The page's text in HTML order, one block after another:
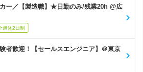
ー／【製造職】★日勤のみ/残業20h @広
週休2日制
者歓迎！【セールスエンジニア】＠東京